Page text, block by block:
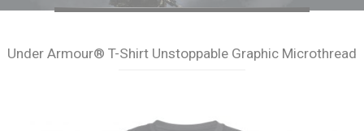
Under Armour® T-Shirt Unstoppable Graphic Microthread